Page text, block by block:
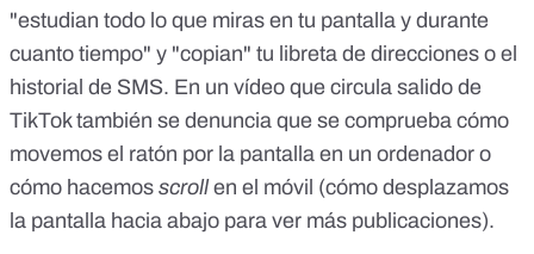
"estudian todo lo que miras en tu pantalla y durante
cuanto tiempo" y "copian" tu libreta de direcciones o el
historial de SMS. En un vídeo que circula salido de
TikTok también se denuncia que se comprueba cómo
movemos el ratón por la pantalla en un ordenador o
cómo hacemos scrollen el móvil (cómo desplazamos
la pantalla hacia abajo para ver más publicaciones).